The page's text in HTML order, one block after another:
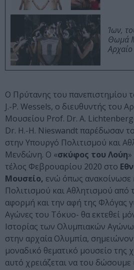
Ίων,
Θωμά
Ο Πρύτανης του πανεπιστημίου
J.-P. Wessels, ο διευθυντής του
Μουσείου Prof. Dr. A.
Dr. H.-H. Nieswandt παρέδωσαν
στην Υπουργό Πολιτισμού και
Μενδώνη. Ο «σκύφος του Λούη
τέλος Φεβρουαρίου 2020 στο
Μουσείο, ενώ όπως ανακοίνωσε
Πολιτισμού και Αθλητισμού από
αφορμή και την αφή της Φλόγας
Αγώνες του Τόκυο- θα εκτεθεί
Ιστορίας των Ολυμπιακών
στην αρχαία Ολυμπία,
μοναδικό θεματικό μουσείο της
αυτό χρειάζεται να του δώσουμε